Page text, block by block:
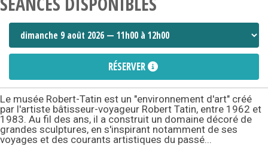
RÉSERVER
Le musée Robert-Tatin est un "environnement d'art" créé
par l'artiste bâtisseur-voyageur Robert Tatin, entre 1962 et
1983. Au fil des ans, il a construit un domaine décoré de
grandes sculptures, en s'inspirant notamment de ses
voyages et des courants artistiques du passé...